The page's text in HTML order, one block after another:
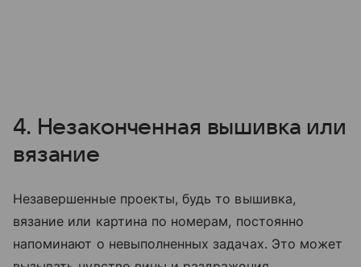
4. Незаконченная вышивка или
вязание
Незавершенные проекты, будь то вышивка,
вязание или картина по номерам, постоянно
напоминают о невыполненных задачах. Это может